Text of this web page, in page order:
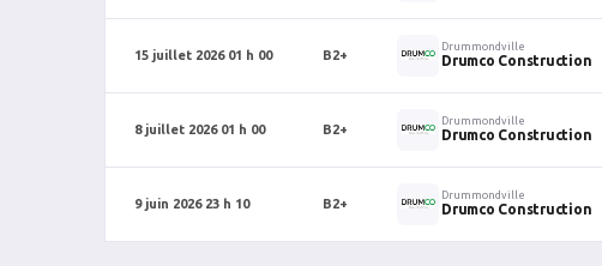
15 juillet 2026 01 h 00 B2+
Drummondville
Drumco Construction
8 juillet 2026 01 h 00 B2+
Drummondville
Drumco Construction
9 juin 2026 23 h 10 B2+
Drummondville
Drumco Construction